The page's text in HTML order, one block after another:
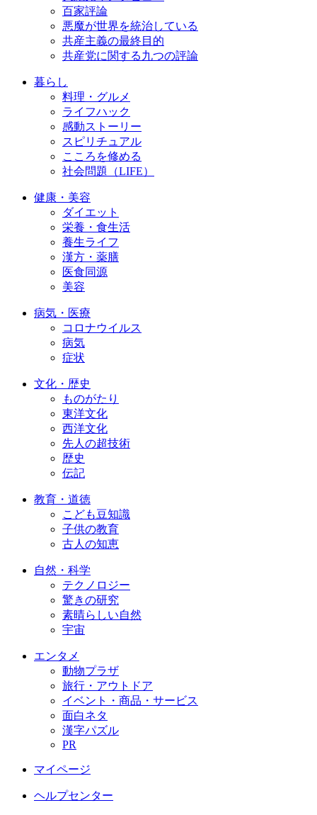
百家評論
悪魔が世界を統治している
共産主義の最終目的
共産党に関する九つの評論
暮らし
料理・グルメ
ライフハック
感動ストーリー
スピリチュアル
こころを修める
社会問題（LIFE）
健康・美容
ダイエット
栄養・食生活
養生ライフ
漢方・薬膳
医食同源
美容
病気・医療
コロナウイルス
病気
症状
文化・歴史
ものがたり
東洋文化
西洋文化
先人の超技術
歴史
伝記
教育・道徳
こども豆知識
子供の教育
古人の知恵
自然・科学
テクノロジー
驚きの研究
素晴らしい自然
宇宙
エンタメ
動物プラザ
旅行・アウトドア
イベント・商品・サービス
面白ネタ
漢字パズル
PR
マイページ
ヘルプセンター